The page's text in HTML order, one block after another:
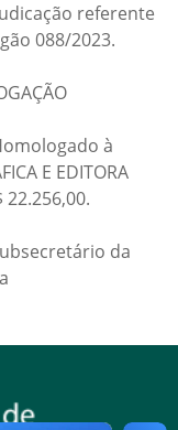
referente
088/2023.
à
E EDITORA
22.256,00.
da